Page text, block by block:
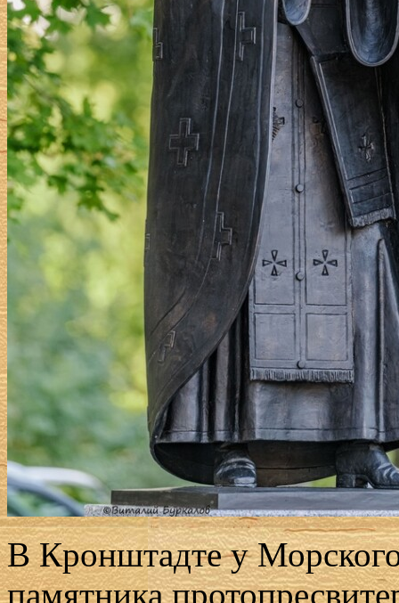
В Кронштадте у
памятника